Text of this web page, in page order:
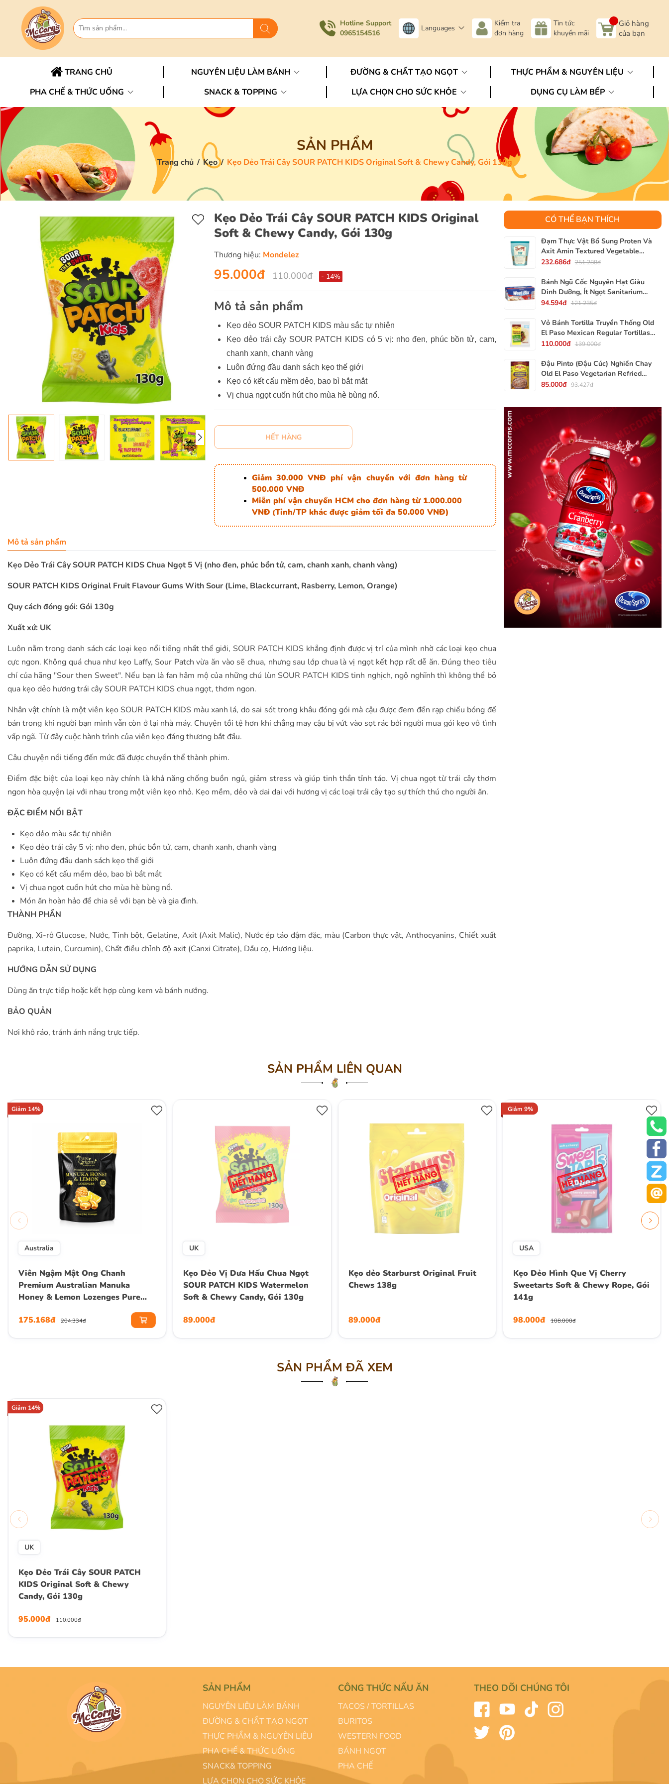
Hotline Support
0965154516
Languages
Kiểm tra
đơn hàng
Tin tức
khuyến mãi
Giỏ hàng
của bạn
TRANG CHỦ NGUYÊN LIỆU LÀM BÁNH ĐƯỜNG & CHẤT TẠO NGỌT
THỰC PHẨM & NGUYÊN LIỆU
PHA CHẾ & THỨC UỐNG
SNACK & TOPPING LỰA CHỌN CHO SỨC KHỎE DỤNG CỤ LÀM BẾP
SẢN PHẨM
Trang chủ / Kẹo / Kẹo Dẻo Trái Cây SOUR PATCH KIDS Original Soft & Chewy Candy, Gói 130g
Kẹo Dẻo Trái Cây SOUR PATCH KIDS Original
Soft & Chewy Candy, Gói 130g
Thương hiệu: Mondelez
95.000đ 110.000đ - 14%
Mô tả sản phẩm
Kẹo dẻo SOUR PATCH KIDS màu sắc tự nhiên
Kẹo dẻo trái cây SOUR PATCH KIDS có 5 vị: nho đen, phúc bồn tử, cam,
chanh xanh, chanh vàng
Luôn đứng đầu danh sách kẹo thế giới
Kẹo có kết cấu mềm dẻo, bao bì bắt mắt
Vị chua ngọt cuốn hút cho mùa hè bùng nổ.
HẾT HÀNG
Giảm 30.000 VNĐ phí vận chuyển với đơn hàng từ
500.000 VNĐ
Miễn phí vận chuyển HCM cho đơn hàng từ 1.000.000
VNĐ (Tỉnh/TP khác được giảm tối đa 50.000 VNĐ)
Mô tả sản phẩm
Kẹo Dẻo Trái Cây SOUR PATCH KIDS Chua Ngọt 5 Vị (nho đen, phúc bồn tử, cam, chanh xanh, chanh vàng)
SOUR PATCH KIDS Original Fruit Flavour Gums With Sour (Lime, Blackcurrant, Rasberry, Lemon, Orange)
Quy cách đóng gói: Gói 130g
Xuất xứ: UK
Luôn nằm trong danh sách các loại kẹo nổi tiếng nhất thế giới, SOUR PATCH KIDS khẳng định được vị trí của mình nhờ các loại kẹo chua
cực ngon. Không quá chua như kẹo Laffy, Sour Patch vừa ăn vào sẽ chua, nhưng sau lớp chua là vị ngọt kết hợp rất dễ ăn. Đúng theo tiêu
chí của hãng "Sour then Sweet". Nếu bạn là fan hâm mộ của những chú lùn SOUR PATCH KIDS tinh nghịch, ngộ nghĩnh thì không thể bỏ
qua kẹo dẻo hương trái cây SOUR PATCH KIDS chua ngọt, thơm ngon.
Nhân vật chính là một viên kẹo SOUR PATCH KIDS màu xanh lá, do sai sót trong khâu đóng gói mà cậu được đem đến rạp chiếu bóng để
bán trong khi người bạn mình vẫn còn ở lại nhà máy. Chuyện tồi tệ hơn khi chẳng may cậu bị vứt vào sọt rác bởi người mua gói kẹo vô tình
vấp ngã. Từ đây cuộc hành trình của viên kẹo đáng thương bắt đầu.
Câu chuyện nổi tiếng đến mức đã được chuyển thể thành phim.
Điểm đặc biệt của loại kẹo này chính là khả năng chống buồn ngủ, giảm stress và giúp tinh thần tỉnh táo. Vị chua ngọt từ trái cây thơm
ngon hòa quyện lại với nhau trong một viên kẹo nhỏ. Kẹo mềm, dẻo và dai dai với hương vị các loại trái cây tạo sự thích thú cho người ăn.
ĐẶC ĐIỂM NỔI BẬT
Kẹo dẻo màu sắc tự nhiên
Kẹo dẻo trái cây 5 vị: nho đen, phúc bồn tử, cam, chanh xanh, chanh vàng
Luôn đứng đầu danh sách kẹo thế giới
Kẹo có kết cấu mềm dẻo, bao bì bắt mắt
Vị chua ngọt cuốn hút cho mùa hè bùng nổ.
Món ăn hoàn hảo để chia sẻ với bạn bè và gia đình.
THÀNH PHẦN
Đường, Xi-rô Glucose, Nước, Tinh bột, Gelatine, Axit (Axit Malic), Nước ép táo đậm đặc, màu (Carbon thực vật, Anthocyanins, Chiết xuất
paprika, Lutein, Curcumin), Chất điều chỉnh độ axit (Canxi Citrate), Dầu cọ, Hương liệu.
HƯỚNG DẪN SỬ DỤNG
Dùng ăn trực tiếp hoặc kết hợp cùng kem và bánh nướng.
BẢO QUẢN
Nơi khô ráo, tránh ánh nắng trực tiếp.
CÓ THỂ BẠN THÍCH
Đạm Thực Vật Bổ Sung Proten Và
Axit Amin Textured Vegetable
Protein TVP Bob's Red Mill, Gói
232.686đ 251.288đ
Bánh Ngũ Cốc Nguyên Hạt Giàu
Dinh Dưỡng, Ít Ngọt Sanitarium
Weet-Bix, Hộp 375g
94.594đ 121.235đ
Vỏ Bánh Tortilla Truyền Thống Old
El Paso Mexican Regular Tortillas
Flour, Gói 240g (Gói 6 Vỏ)
110.000đ 139.000đ
Đậu Pinto (Đậu Cúc) Nghiền Chay
Old El Paso Vegetarian Refried
Beans, Lon 453g (16 Oz.) 1 Lb.
85.000đ 93.427đ
SẢN PHẨM LIÊN QUAN
Giảm 14%
Australia
Viên Ngậm Mật Ong Chanh
Premium Australian Manuka
Honey & Lemon Lozenges Pure
175.168đ
204.334đ
UK
Kẹo Dẻo Vị Dưa Hấu Chua Ngọt
SOUR PATCH KIDS Watermelon
Soft & Chewy Candy, Gói 130g
89.000đ
Kẹo dẻo Starburst Original Fruit
Chews 138g
89.000đ
Giảm 9%
USA
Kẹo Dẻo Hình Que Vị Cherry
Sweetarts Soft & Chewy Rope, Gói
141g
98.000đ 108.000đ
SẢN PHẨM ĐÃ XEM
Giảm 14%
UK
Kẹo Dẻo Trái Cây SOUR PATCH
KIDS Original Soft & Chewy
Candy, Gói 130g
95.000đ 110.000đ
SẢN PHẨM
NGUYÊN LIỆU LÀM BÁNH
ĐƯỜNG & CHẤT TẠO NGỌT
THỰC PHẨM & NGUYÊN LIỆU
PHA CHẾ & THỨC UỐNG
SNACK& TOPPING
LỰA CHỌN CHO SỨC KHỎE
CÔNG THỨC NẤU ĂN
TACOS / TORTILLAS
BURITOS
WESTERN FOOD
BÁNH NGỌT
PHA CHẾ
THEO DÕI CHÚNG TÔI